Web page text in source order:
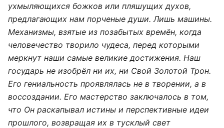
ухмыляющихся божков или пляшущих духов,
предлагающих нам порченые души. Лишь машины.
Механизмы, взятые из позабытых времён, когда
человечество творило чудеса, перед которыми
меркнут наши самые великие достижения. Наш
государь не изобрёл ни их, ни Свой Золотой Трон.
Его гениальность проявлялась не в творении, а в
воссоздании. Его мастерство заключалось в том,
что Он раскапывал истины и перспективные идеи
прошлого, возвращая их в тусклый свет